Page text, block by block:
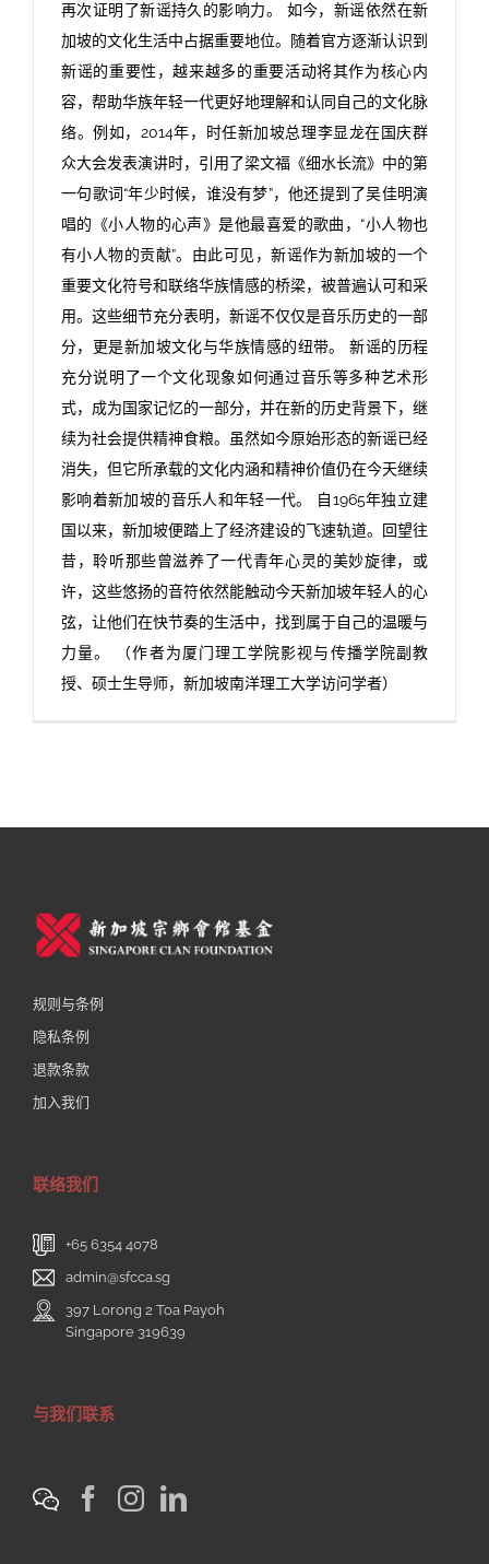
再次证明了新谣持久的影响力。 如今，新谣依然在新
加坡的文化生活中占据重要地位。随着官方逐渐认识到
新谣的重要性，越来越多的重要活动将其作为核心内
容，帮助华族年轻一代更好地理解和认同自己的文化脉
络。例如，2014年，时任新加坡总理李显龙在国庆群
众大会发表演讲时，引用了梁文福《细水长流》中的第
一句歌词“年少时候，谁没有梦”，他还提到了吴佳明演
唱的《小人物的心声》是他最喜爱的歌曲，“小人物也
有小人物的贡献”。由此可见，新谣作为新加坡的一个
重要文化符号和联络华族情感的桥梁，被普遍认可和采
用。这些细节充分表明，新谣不仅仅是音乐历史的一部
分，更是新加坡文化与华族情感的纽带。 新谣的历程
充分说明了一个文化现象如何通过音乐等多种艺术形
式，成为国家记忆的一部分，并在新的历史背景下，继
续为社会提供精神食粮。虽然如今原始形态的新谣已经
消失，但它所承载的文化内涵和精神价值仍在今天继续
影响着新加坡的音乐人和年轻一代。 自1965年独立建
国以来，新加坡便踏上了经济建设的飞速轨道。回望往
昔，聆听那些曾滋养了一代青年心灵的美妙旋律，或
许，这些悠扬的音符依然能触动今天新加坡年轻人的心
弦，让他们在快节奏的生活中，找到属于自己的温暖与
力量。 （作者为厦门理工学院影视与传播学院副教
授、硕士生导师，新加坡南洋理工大学访问学者）
规则与条例
隐私条例
退款条款
加入我们
联络我们
+65 6354 4078
admin@sfcca.sg
397 Lorong 2 Toa Payoh
Singapore 319639
与我们联系